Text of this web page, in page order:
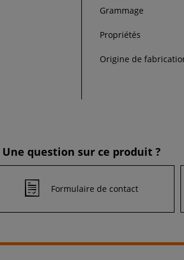
Grammage
Propriétés
Origine de
Une question sur ce produit ?
Formulaire de contact